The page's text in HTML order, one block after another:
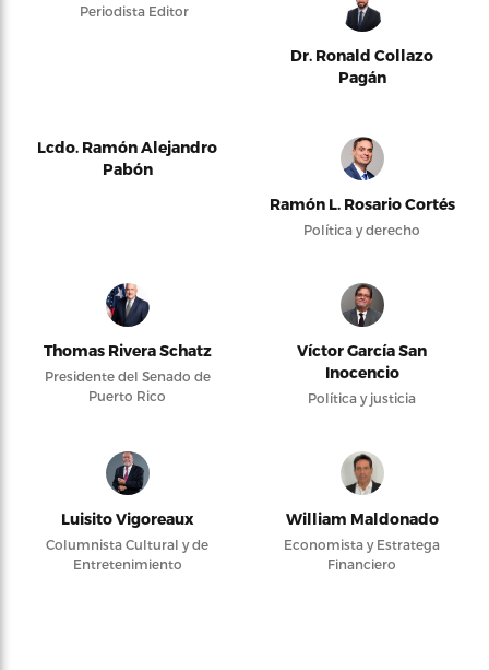
Periodista Editor
Dr. Ronald Collazo
Pagán
Lcdo. Ramón Alejandro
Pabón
Ramón L. Rosario Cortés
Política y derecho
Thomas Rivera Schatz
Presidente del Senado de
Puerto Rico
Víctor García San
Inocencio
Política y justicia
Luisito Vigoreaux
Columnista Cultural y de
Entretenimiento
William Maldonado
Economista y Estratega
Financiero